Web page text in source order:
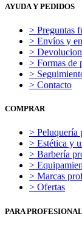
AYUDA Y PEDIDOS
> Preguntas
> Envíos y
>
> Formas de
>
> Contacto
COMPRAR
> Peluquería
> Estética y
> Barbería
>
> Marcas
> Ofertas
PARA